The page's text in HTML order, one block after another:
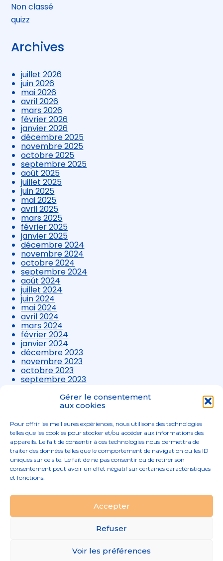
Gérer le consentement
aux cookies
Pour offrir les meilleures expériences, nous utilisons des technologies
telles que les cookies pour stocker et/ou accéder aux informations des
appareils. Le fait de consentir à ces technologies nous permettra de
traiter des données telles que le comportement de navigation ou les ID
uniques sur ce site. Le fait de ne pas consentir ou de retirer son
consentement peut avoir un effet négatif sur certaines caractéristiques
et fonctions.
Accepter
Refuser
Voir les préférences
Non classé
quizz
Archives
juillet 2026
juin 2026
mai 2026
avril 2026
mars 2026
février 2026
janvier 2026
décembre 2025
novembre 2025
octobre 2025
septembre 2025
août 2025
juillet 2025
juin 2025
mai 2025
avril 2025
mars 2025
février 2025
janvier 2025
décembre 2024
novembre 2024
octobre 2024
septembre 2024
août 2024
juillet 2024
juin 2024
mai 2024
avril 2024
mars 2024
février 2024
janvier 2024
décembre 2023
novembre 2023
octobre 2023
septembre 2023
août 2023
juillet 2023
avril 2023
mars 2023
Principale
02 96 52 68 68
MENTIONS LÉGALES
PLAN DU SITE